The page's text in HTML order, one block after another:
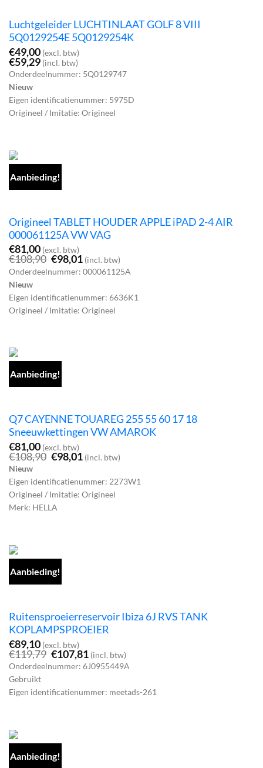
Luchtgeleider LUCHTINLAAT GOLF 8 VIII
5Q0129254E 5Q0129254K
€49,00 (excl. btw)
€59,29 (incl. btw)
Onderdeelnummer: 5Q0129747
Nieuw
Eigen identificatienummer: 5975D
Origineel / Imitatie: Origineel
Aanbieding!
Origineel TABLET HOUDER APPLE iPAD 2-4 AIR
000061125A VW VAG
€81,00 (excl. btw)
€108,90 Oorspronkelijke
prijs
was:
€98,01Huidige
prijs
is:
(incl. btw)
Onderdeelnummer: 000061125A
Nieuw
Eigen identificatienummer: 6636K1
Origineel / Imitatie: Origineel
Aanbieding!
Q7 CAYENNE TOUAREG 255 55 60 17 18
Sneeuwkettingen VW AMAROK
€81,00 (excl. btw)
€108,90 Oorspronkelijke
prijs
was:
€108,90.
€98,01Huidige
€98,01.
(incl. btw)
Nieuw
Eigen identificatienummer: 2273W1
Origineel / Imitatie: Origineel
Merk: HELLA
Aanbieding!
Ruitensproeierreservoir Ibiza 6J RVS TANK
KOPLAMPSPROEIER
€89,10 (excl. btw)
€119,79 Oorspronkelijke
prijs
was:
€107,81Huidige
prijs
is:
(incl. btw)
Onderdeelnummer: 6J0955449A
Gebruikt
Eigen identificatienummer: meetads-261
Aanbieding!